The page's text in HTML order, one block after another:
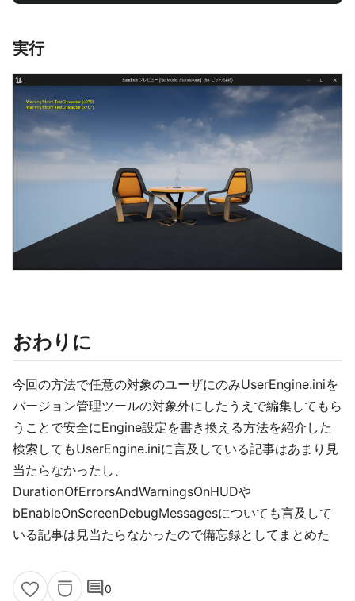
実行
おわりに
今回の方法で任意の対象のユーザにのみUserEngine.iniを
バージョン管理ツールの対象外にしたうえで編集してもら
うことで安全にEngine設定を書き換える方法を紹介した
検索してもUserEngine.iniに言及している記事はあまり見
当たらなかったし、
DurationOfErrorsAndWarningsOnHUDや
bEnableOnScreenDebugMessagesについても言及して
いる記事は見当たらなかったので備忘録としてまとめた
comment0